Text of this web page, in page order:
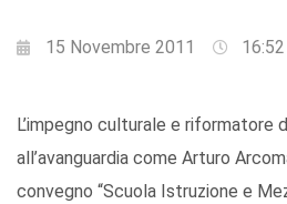
15 Novembre 2011 16:52
L’impegno culturale e riformatore
all’avanguardia come Arturo
convegno “Scuola Istruzione e